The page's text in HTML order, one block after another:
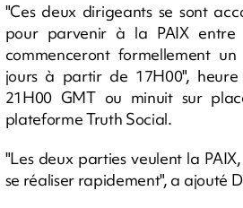
"Ces deux dirigeants se sont
pour parvenir à la PAIX entre
commenceront formellement
jours à partir de 17H00",
21H00 GMT ou minuit sur
plateforme Truth Social.
"Les deux parties veulent la
se réaliser rapidement", a ajouté